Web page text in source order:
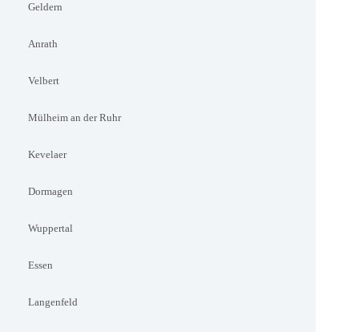
Geldern
Anrath
Velbert
Mülheim an der Ruhr
Kevelaer
Dormagen
Wuppertal
Essen
Langenfeld